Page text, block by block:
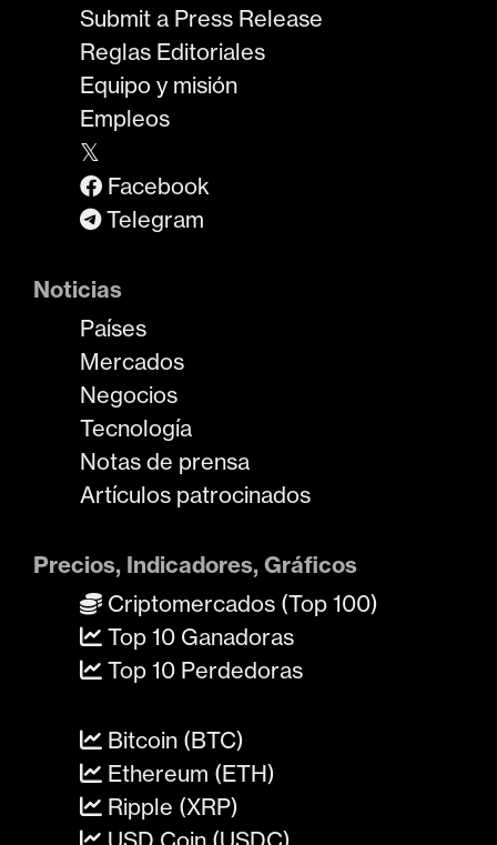
Submit a Press Release
Reglas Editoriales
Equipo y misión
Empleos
𝕏
Facebook
Telegram
Noticias
Países
Mercados
Negocios
Tecnología
Notas de prensa
Artículos patrocinados
Precios, Indicadores, Gráficos
Criptomercados (Top 100)
Top 10 Ganadoras
Top 10 Perdedoras
Bitcoin (BTC)
Ethereum (ETH)
Ripple (XRP)